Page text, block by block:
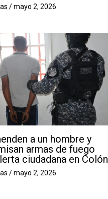
/mayo 2, 2026
a un hombre y
armas de fuego
ciudadana en Colón
/mayo 2, 2026